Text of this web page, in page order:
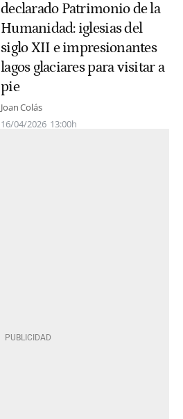
declarado Patrimonio de la
Humanidad: iglesias del
siglo XII e impresionantes
lagos glaciares para visitar a
pie
Joan Colás
16/04/2026 13:00h